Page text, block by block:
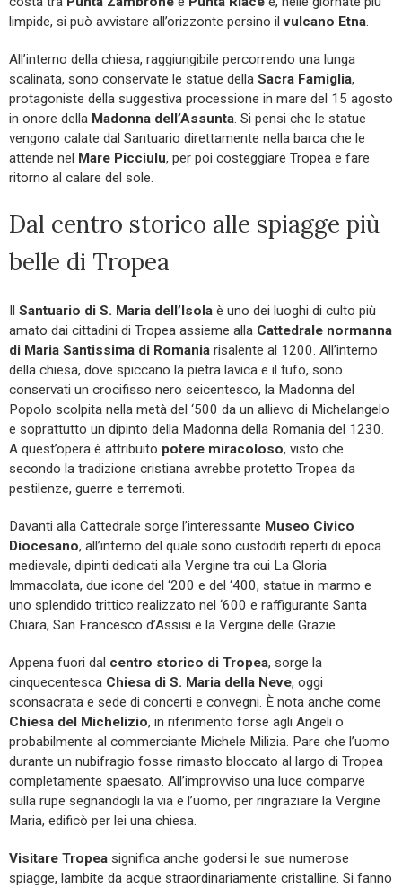
limpide, si può avvistare all’orizzonte persino ilvulcano Etna
All’interno della chiesa, raggiungibile percorrendo una lunga
scalinata, sono conservate le statue della Sacra Famiglia,
protagoniste della suggestiva processione in mare del 15 agosto
in onore della Madonna dell’Assunta . Si pensi che le statue
vengono calate dal Santuario direttamente nella barca che le
attende nel Mare Picciulu, per poi costeggiare Tropea e fare
ritorno al calare del sole.
Dal centro storico alle spiagge più
belle di Tropea
Il Santuario di S. Maria dell’Isola è uno dei luoghi di culto più
amato dai cittadini di Tropea assieme alla Cattedrale normanna
di Maria Santissima di Romania risalente al 1200. All’interno
della chiesa, dove spiccano la pietra lavica e il tufo, sono
conservati un crocifisso nero seicentesco, la Madonna del
Popolo scolpita nella metà del ‘500 da un allievo di Michelangelo
e soprattutto un dipinto della Madonna della Romania del 1230.
A quest’opera è attribuito potere miracoloso, visto che
secondo la tradizione cristiana avrebbe protetto Tropea da
pestilenze, guerre e terremoti.
Davanti alla Cattedrale sorge l’interessante Museo Civico
Diocesano, all’interno del quale sono custoditi reperti di epoca
medievale, dipinti dedicati alla Vergine tra cui La Gloria
Immacolata, due icone del ‘200 e del ‘400, statue in marmo e
uno splendido trittico realizzato nel ‘600 e raffigurante Santa
Chiara, San Francesco d’Assisi e la Vergine delle Grazie.
Appena fuori dal centro storico di Tropea, sorge la
cinquecentesca Chiesa di S. Maria della Neve, oggi
sconsacrata e sede di concerti e convegni. È nota anche come
Chiesa del Michelizio, in riferimento forse agli Angeli o
probabilmente al commerciante Michele Milizia. Pare che l’uomo
durante un nubifragio fosse rimasto bloccato al largo di Tropea
completamente spaesato. All’improvviso una luce comparve
sulla rupe segnandogli la via e l’uomo, per ringraziare la Vergine
Maria, edificò per lei una chiesa.
Visitare Tropea significa anche godersi le sue numerose
spiagge, lambite da acque straordinariamente cristalline. Si fanno